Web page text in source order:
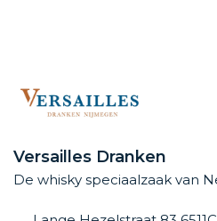
Versailles Dranken
De whisky speciaalzaak van